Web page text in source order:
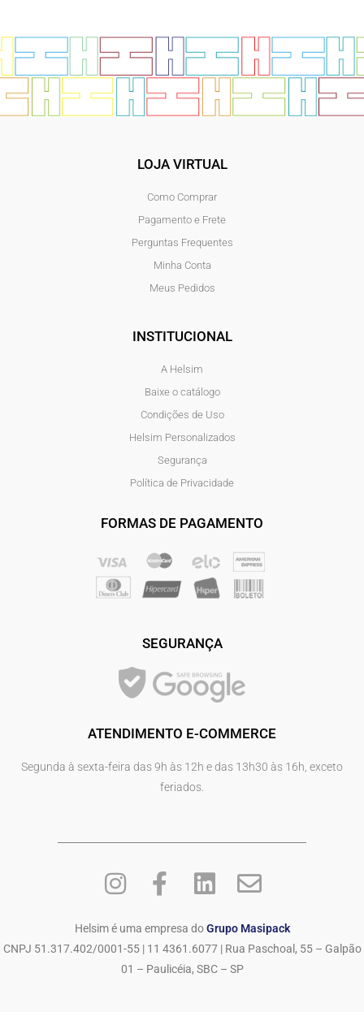
LOJA VIRTUAL
Como Comprar
Pagamento e Frete
Perguntas Frequentes
Minha Conta
Meus Pedidos
INSTITUCIONAL
A Helsim
Baixe o catálogo
Condições de Uso
Helsim Personalizados
Segurança
Política de Privacidade
FORMAS DE PAGAMENTO
SEGURANÇA
ATENDIMENTO E-COMMERCE
Segunda à sexta-feira das 9h às 12h e das 13h30 às 16h, exceto
feriados.
Helsim é uma empresa doGrupo Masipack
CNPJ 51.317.402/0001-55 | 11 4361.6077 | Rua Paschoal, 55 – Galpão
01 – Paulicéia, SBC – SP